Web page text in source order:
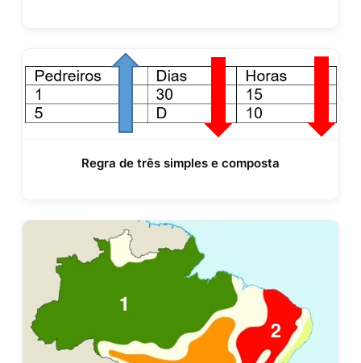
Regra de três simples e composta